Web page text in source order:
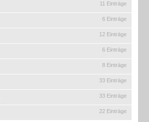
11 Einträge
6 Einträge
12 Einträge
6 Einträge
8 Einträge
33 Einträge
33 Einträge
22 Einträge